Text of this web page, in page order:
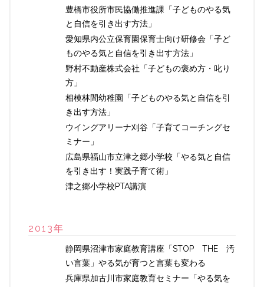
豊橋市役所市民協働推進課「子どものやる気
と自信を引き出す方法」
愛知県内公立保育園保育士向け研修会「子ど
ものやる気と自信を引き出す方法」
野村不動産株式会社「子どもの褒め方・叱り
方」
相模林間幼稚園「子どものやる気と自信を引
き出す方法」
ウイングアリーナ刈谷「子育てコーチングセ
ミナー」
広島県福山市立津之郷小学校「やる気と自信
を引き出す！実践子育て術」
津之郷小学校PTA講演
2013年
静岡県沼津市家庭教育講座「STOP THE 汚
い言葉」やる気が育つと言葉も変わる
兵庫県加古川市家庭教育セミナー「やる気を